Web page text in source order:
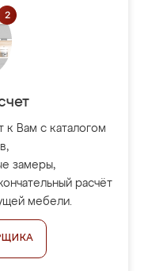
к Вам с каталогом
замеры,
расчёт
мебели.